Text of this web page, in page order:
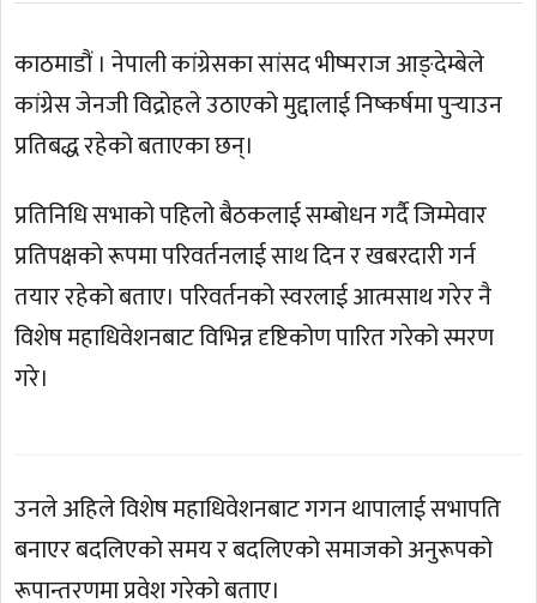
काठमाडौं । नेपाली कांग्रेसका सांसद भीष्मराज आङ्देम्बेले
कांग्रेस जेनजी विद्रोहले उठाएको मुद्दालाई निष्कर्षमा पुर्‍याउन
प्रतिबद्ध रहेको बताएका छन्।
प्रतिनिधि सभाको पहिलो बैठकलाई सम्बोधन गर्दै जिम्मेवार
प्रतिपक्षको रूपमा परिवर्तनलाई साथ दिन र खबरदारी गर्न
तयार रहेको बताए। परिवर्तनको स्वरलाई आत्मसाथ गरेर नै
विशेष महाधिवेशनबाट विभिन्न दृष्टिकोण पारित गरेको स्मरण
गरे।
उनले अहिले विशेष महाधिवेशनबाट गगन थापालाई सभापति
बनाएर बदलिएको समय र बदलिएको समाजको अनुरूपको
रूपान्तरणमा प्रवेश गरेको बताए।